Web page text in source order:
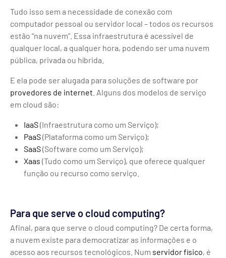
Tudo isso sem a necessidade de conexão com
computador pessoal ou servidor local – todos os recursos
estão “na nuvem”. Essa infraestrutura é acessível de
qualquer local, a qualquer hora, podendo ser uma nuvem
pública, privada ou híbrida.
E ela pode ser alugada para soluções de software por
provedores de internet . Alguns dos modelos de serviço
em cloud são:
IaaS(Infraestrutura como um Serviço);
PaaS(Plataforma como um Serviço);
SaaS(Software como um Serviço);
Xaas (Tudo como um Serviço), que oferece qualquer
função ou recurso como serviço.
Para que serve o cloud computing?
Afinal, para que serve o cloud computing? De certa forma,
a nuvem existe para democratizar as informações e o
acesso aos recursos tecnológicos. Num servidor físico, é